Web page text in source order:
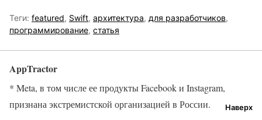
Теги: featured, Swift, архитектура, для разработчиков,
программирование, статья
AppTractor
Наверх
* Meta, в том числе ее продукты Facebook и Instagram,
признана экстремистской организацией в России.